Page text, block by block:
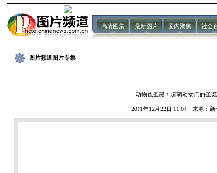
高清图集 最新图片 国内聚焦 社会
图片频道图片专集
动物也圣诞！超萌动物们的圣
2011年12月22日 11:04 来源：新